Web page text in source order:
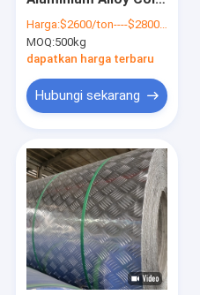
Harga:$2600/ton----$2800/ton
MOQ:500kg
dapatkan harga terbaru
Hubungi sekarang